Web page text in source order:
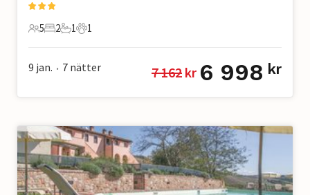
5 Gäster
5
2 Sovrum
2
1 Badrum
1
1 Husdjur
1
9 jan. • 7 nätter 7 162 kr 6 998 kr